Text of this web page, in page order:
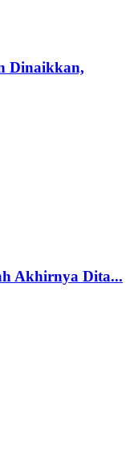
Dinaikkan,
Akhirnya Dita...